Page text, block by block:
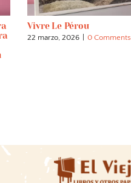
Vivre Le Pérou
22 marzo, 2026 0 Comments